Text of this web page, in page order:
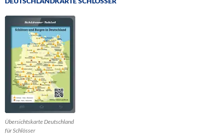
Übersichtskarte Deutschland
für Schlösser